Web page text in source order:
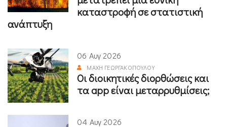
καταστροφή σε στατιστική
ανάπτυξη
06 Αυγ 2026
ΜΆΧΗ ΓΕΩΡΓΑΚΟΠΟΎΛΟΥ
Οι διοικητικές διορθώσεις και
τα app είναι μεταρρυθμίσεις;
04 Αυγ 2026